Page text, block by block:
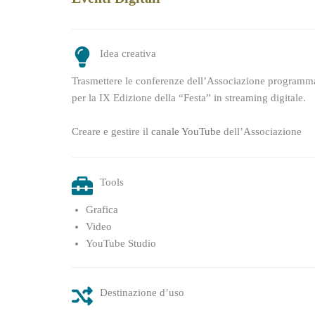
Idea creativa
Trasmettere le conferenze dell’Associazione
per la IX Edizione della “Festa” in streaming digitale.
Creare e gestire ilcanale YouTube dell’Associazione
Tools
Grafica
Video
YouTube Studio
Destinazione d’uso